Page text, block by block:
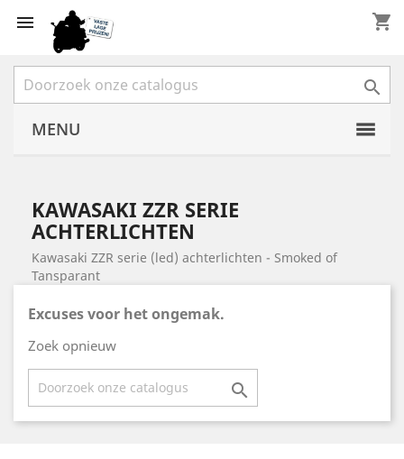
 shopping_cart

MENU
KAWASAKI ZZR SERIE
ACHTERLICHTEN
Kawasaki ZZR serie (led) achterlichten - Smoked of
Tansparant
Excuses voor het ongemak.
Zoek opnieuw
